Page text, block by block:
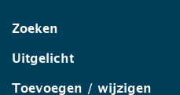
Zoeken
Uitgelicht
Toevoegen / wijzigen